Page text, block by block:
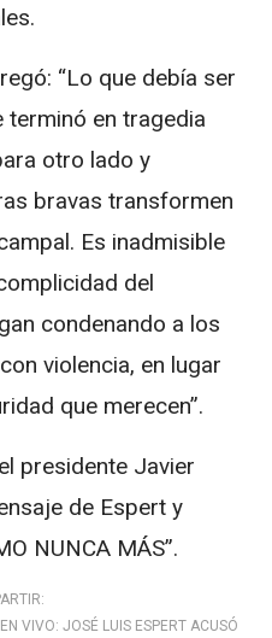
“Lo que debía ser
en tragedia
otro lado y
bravas transformen
Es inadmisible
del
condenando a los
violencia, en lugar
que merecen”.
presidente Javier
de Espert y
NUNCA MÁS”.
VIVO: JOSÉ LUIS ESPERT ACUSÓ